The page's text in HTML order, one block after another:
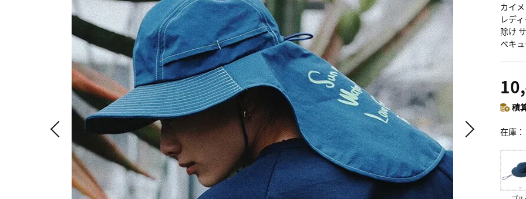
カイ
レデ
除け
ベキ
積
在庫